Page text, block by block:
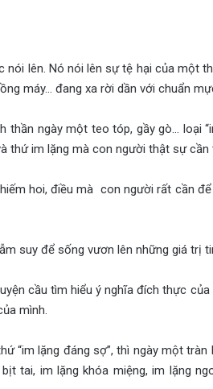
nói lên. Nó nói lên sự tệ hại của một
máy… đang xa rời dần với chuẩn
thần ngày một teo tóp, gầy gò… loại
thứ im lặng mà con người thật sự cần
hoi, điều mà con người rất cần
suy để sống vươn lên những giá trị
cầu tìm hiểu ý nghĩa đích thực
mình.
“im lặng đáng sợ”, thì ngày một
tai, im lặng khóa miệng, im lặng